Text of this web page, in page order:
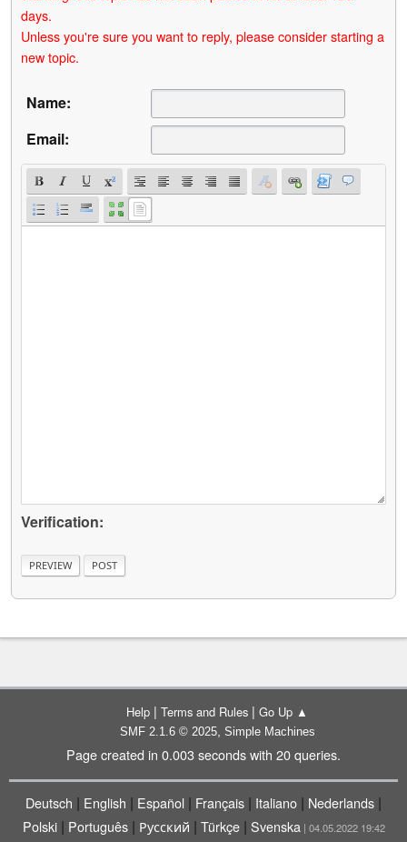
days.
Unless you're sure you want to reply, please consider starting a
new topic.
Name:
Email:
Verification:
Help | Terms and Rules | Go Up ▲
SMF 2.1.6 © 2025, Simple Machines
Page created in 0.003 seconds with 20 queries.
Deutsch | English | Español | Français | Italiano | Nederlands |
Polski| Português| Русский | Türkçe| Svenska | 04.05.2022 19:42